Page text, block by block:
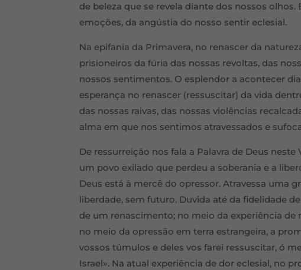
de beleza que se revela diante dos nossos
emoções, da angústia do nosso sentir eclesial.
Na epifania da Primavera, no renascer da
prisioneiros da fúria das nossas revoltas, das
nossos sentimentos. O esplendor a acontecer
esperança no renascer (ressuscitar) da vida
das nossas raivas, das nossas violências
alma em que nos sentimos atravessados e
De ressurreição nos fala a Palavra de Deus
um povo exilado que perdeu a soberania e a
Deus está à mercê do opressor. Atravessa uma
liberdade, sem futuro. Duvida até da fidelidade
de um renascimento; no meio da experiência
no meio da opressão em terra estrangeira, a
vossos túmulos e deles vos farei ressuscitar, ó
Israel». Na atual experiência de dor eclesial, no